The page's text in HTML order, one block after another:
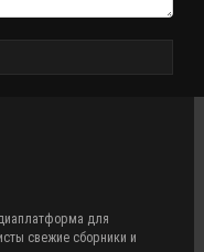
свежие сборники и